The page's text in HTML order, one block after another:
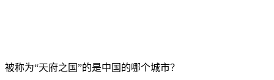
被称为“天府之国”的是中国的哪个城市？